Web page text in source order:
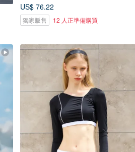
US$ 76.22
獨家販售 12 人正準備購買